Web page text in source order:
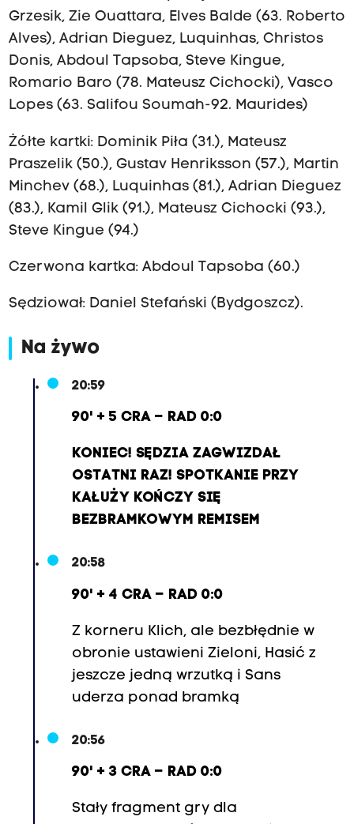
Grzesik, Zie Ouattara, Elves Balde (63. Roberto
Alves), Adrian Dieguez, Luquinhas, Christos
Donis, Abdoul Tapsoba, Steve Kingue,
Romario Baro (78. Mateusz Cichocki), Vasco
Lopes (63. Salifou Soumah-92. Maurides)
Żółte kartki: Dominik Piła (31.), Mateusz
Praszelik (50.), Gustav Henriksson (57.), Martin
Minchev (68.), Luquinhas (81.), Adrian Dieguez
(83.), Kamil Glik (91.), Mateusz Cichocki (93.),
Steve Kingue (94.)
Czerwona kartka: Abdoul Tapsoba (60.)
Sędziował: Daniel Stefański (Bydgoszcz).
Na żywo
20:59
90' + 5 CRA – RAD 0:0
KONIEC! SĘDZIA ZAGWIZDAŁ
OSTATNI RAZ! SPOTKANIE PRZY
KAŁUŻY KOŃCZY SIĘ
BEZBRAMKOWYM REMISEM
20:58
90' + 4 CRA – RAD 0:0
Z korneru Klich, ale bezbłędnie w
obronie ustawieni Zieloni, Hasić z
jeszcze jedną wrzutką i Sans
uderza ponad bramką
20:56
90' + 3 CRA – RAD 0:0
Stały fragment gry dla